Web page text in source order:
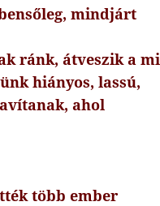
mindjárt
ránk, átveszik a mi
hiányos, lassú,
ahol
több ember